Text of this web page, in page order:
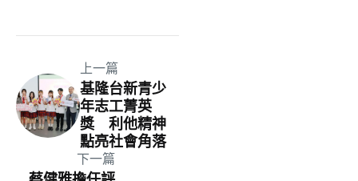
上一篇
基隆台新青少
年志工菁英
獎 利他精神
點亮社會角落
下一篇